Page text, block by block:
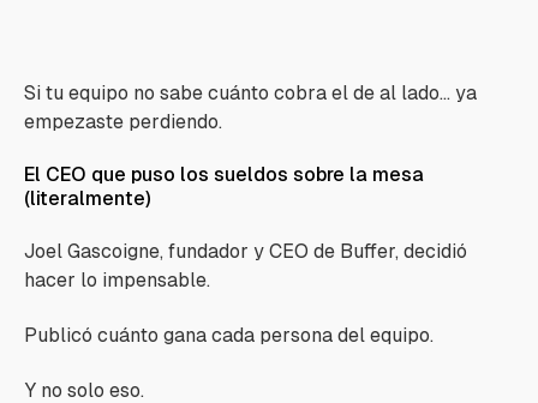
Si tu equipo no sabe cuánto cobra el de al lado… ya
empezaste perdiendo.
El CEO que puso los sueldos sobre la mesa
(literalmente)
Joel Gascoigne, fundador y CEO de Buffer, decidió
hacer lo impensable.
Publicó cuánto gana cada persona del equipo.
Y no solo eso.